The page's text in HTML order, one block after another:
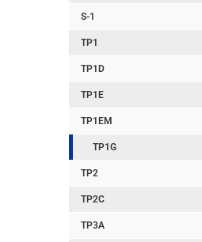
S-1
TP1
TP1D
TP1E
TP1EM
TP1G
TP2
TP2C
TP3A